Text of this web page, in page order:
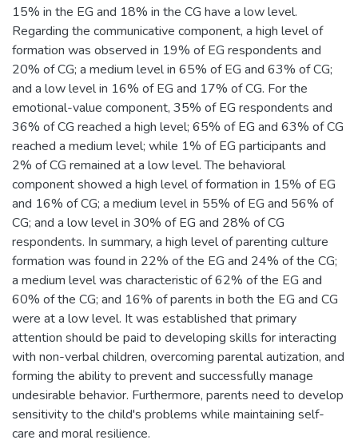
15% in the EG and 18% in the CG have a low level.
Regarding the communicative component, a high level of
formation was observed in 19% of EG respondents and
20% of CG; a medium level in 65% of EG and 63% of CG;
and a low level in 16% of EG and 17% of CG. For the
emotional-value component, 35% of EG respondents and
36% of CG reached a high level; 65% of EG and 63% of CG
reached a medium level; while 1% of EG participants and
2% of CG remained at a low level. The behavioral
component showed a high level of formation in 15% of EG
and 16% of CG; a medium level in 55% of EG and 56% of
CG; and a low level in 30% of EG and 28% of CG
respondents. In summary, a high level of parenting culture
formation was found in 22% of the EG and 24% of the CG;
a medium level was characteristic of 62% of the EG and
60% of the CG; and 16% of parents in both the EG and CG
were at a low level. It was established that primary
attention should be paid to developing skills for interacting
with non-verbal children, overcoming parental autization, and
forming the ability to prevent and successfully manage
undesirable behavior. Furthermore, parents need to develop
sensitivity to the child's problems while maintaining self-
care and moral resilience.